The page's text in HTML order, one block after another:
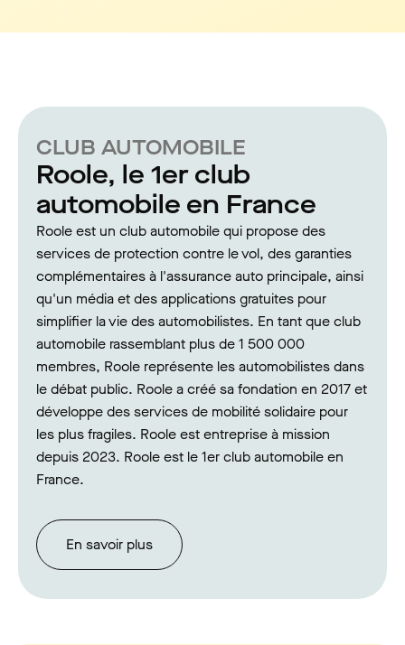
CLUB AUTOMOBILE
Roole, le 1er club
automobile en France
Roole est un club automobile qui propose des
services de protection contre le vol, des garanties
complémentaires à l'assurance auto principale, ainsi
qu'un média et des applications gratuites pour
simplifier la vie des automobilistes. En tant que club
automobile rassemblant plus de 1 500 000
membres, Roole représente les automobilistes dans
le débat public. Roole a créé sa fondation en 2017 et
développe des services de mobilité solidaire pour
les plus fragiles. Roole est entreprise à mission
depuis 2023. Roole est le 1er club automobile en
France.
En savoir plus